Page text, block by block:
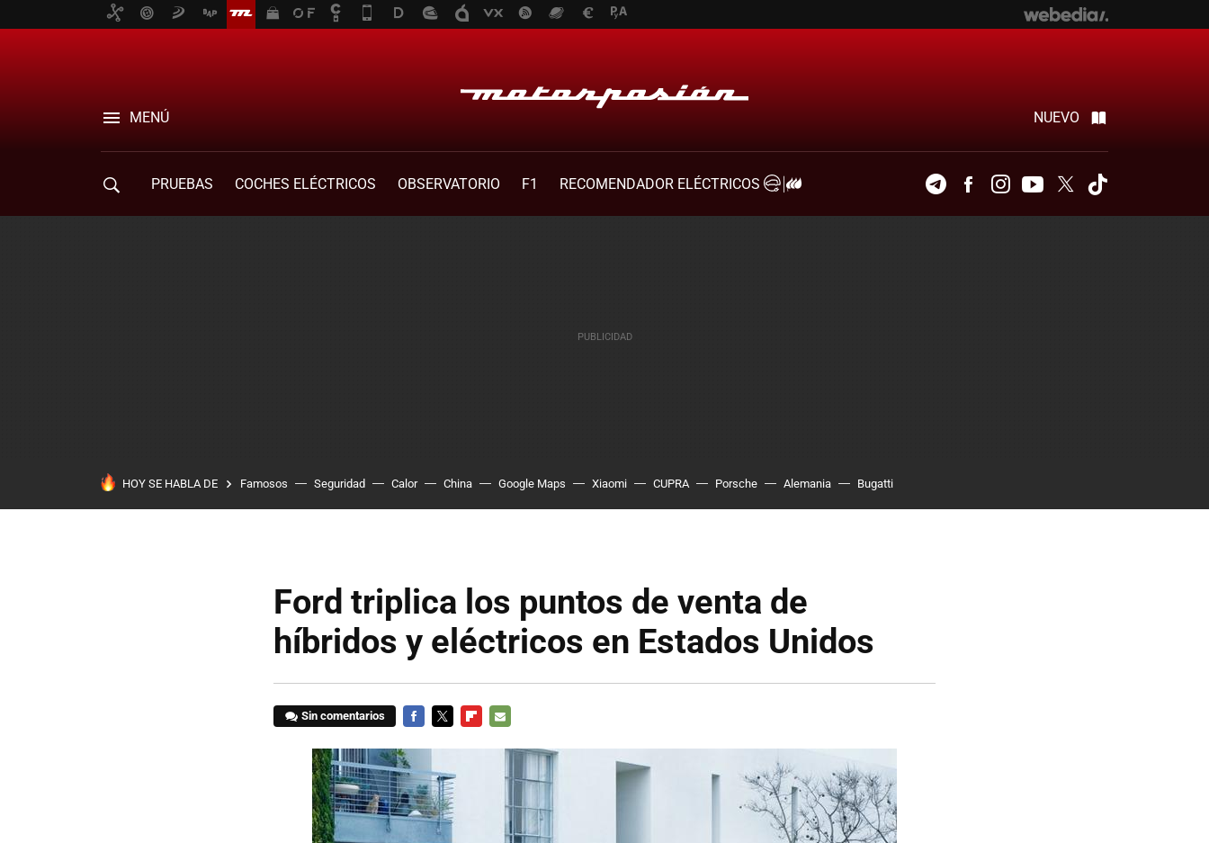
MENÚ NUEVO
PRUEBAS COCHES ELÉCTRICOS OBSERVATORIO F1
RECOMENDADOR ELÉCTRICOS
TelegramFacebookInstagramYoutubeTwitter
HOY SE HABLA DE Famosos Seguridad Calor China Google Maps Xiaomi CUPRA Porsche Alemania Bugatti
Ford triplica los puntos de venta de
híbridos y eléctricos en Estados Unidos
Sin comentarios